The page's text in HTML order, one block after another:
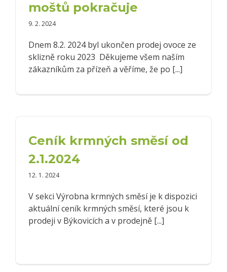
moštů pokračuje
9. 2. 2024
Dnem 8.2. 2024 byl ukončen prodej ovoce ze
sklizně roku 2023 Děkujeme všem naším
zákazníkům za přízeň a věříme, že po [...]
Ceník krmných směsí od
2.1.2024
12. 1. 2024
V sekci Výrobna krmných směsí je k dispozici
aktuální ceník krmných směsí, které jsou k
prodeji v Býkovicích a v prodejně [...]